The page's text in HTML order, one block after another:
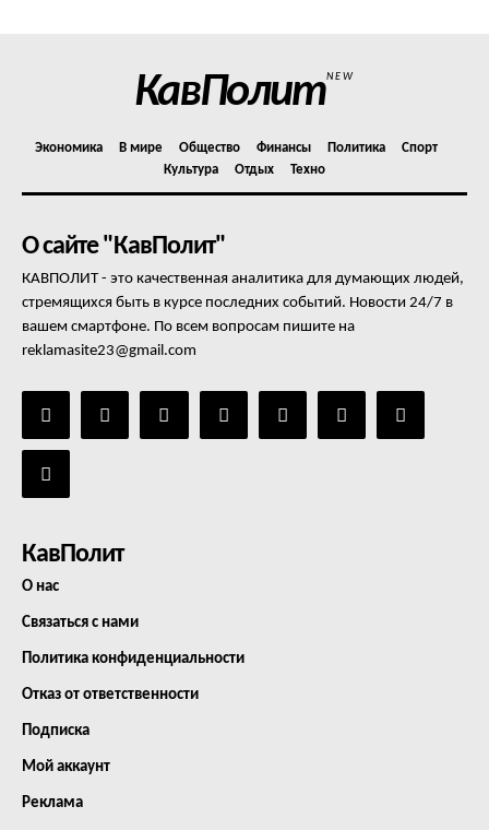
Контакты
КавПолитNEW
Экономика В мире Общество Финансы Политика
Спорт
Культура
Отдых Техно
О сайте "КавПолит"
КАВПОЛИТ - это качественная аналитика для думающих людей,
стремящихся быть в курсе последних событий. Новости 24/7 в
вашем смартфоне. По всем вопросам пишите на
reklamasite23@gmail.com
КавПолит
О нас
Связаться с нами
Политика конфиденциальности
Отказ от ответственности
Подписка
Мой аккаунт
Реклама